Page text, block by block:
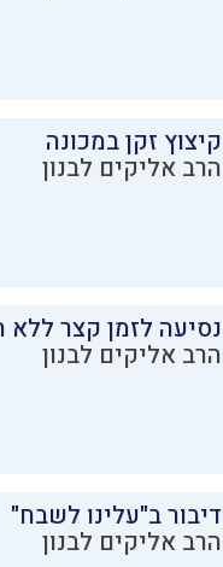
קיצוץ זקן במכונה
הרב אליקים לבנון
נסיעה לזמן קצר ללא
הרב אליקים לבנון
דיבור ב"עלינו לשבח"
הרב אליקים לבנון